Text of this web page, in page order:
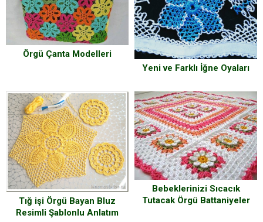
Örgü Çanta Modelleri
Yeni ve Farklı İğne Oyaları
Tığ işi Örgü Bayan Bluz
Resimli Şablonlu Anlatım
Bebeklerinizi Sıcacık
Tutacak Örgü Battaniyeler